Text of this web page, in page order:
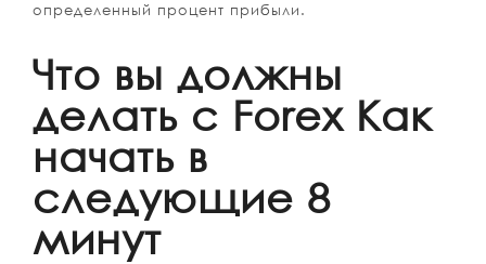
определенный процент прибыли.
Что вы должны
делать с Forex Как
начать в
следующие 8
минут